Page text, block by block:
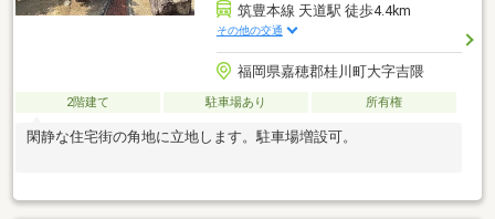
筑豊本線 天道駅 徒歩4.4km
その他の交通
福岡県嘉穂郡桂川町大字吉隈
2階建て 駐車場あり 所有権
閑静な住宅街の角地に立地します。駐車場増設可。